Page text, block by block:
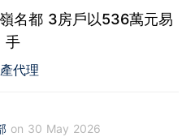
名都 3房戶以536萬元易
手
代理
on 30 May 2026